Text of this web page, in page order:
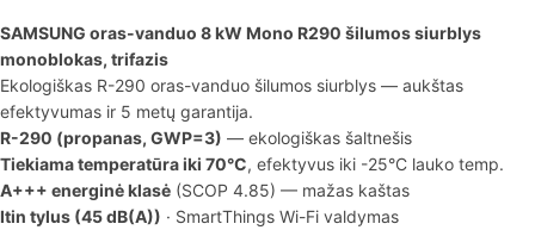
SAMSUNG oras-vanduo 8 kW Mono R290 šilumos siurblys
monoblokas, trifazis
Ekologiškas R-290 oras-vanduo šilumos siurblys — aukštas
efektyvumas ir 5 metų garantija.
R-290 (propanas, GWP=3) — ekologiškas šaltnešis
Tiekiama temperatūra iki 70°C, efektyvus iki -25°C lauko temp.
A+++ energinė klasė (SCOP 4.85) — mažas kaštas
Itin tylus (45 dB(A)) · SmartThings Wi-Fi valdymas